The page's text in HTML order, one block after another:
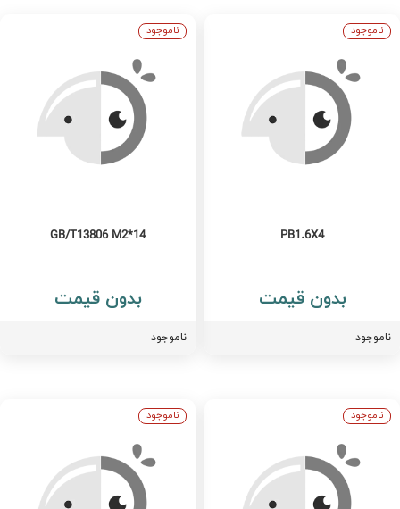
PB1.6X4
بدون قیمت
ناموجود
GB/T13806 M2*14
بدون قیمت
ناموجود
ناموجود
ناموجود ناموجود